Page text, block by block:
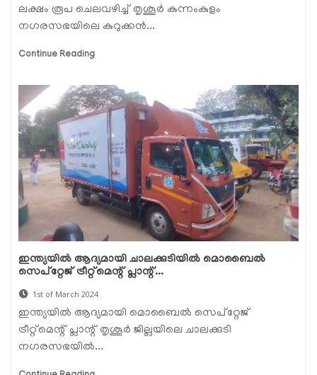
ലക്ഷം രൂപ ചെലവഴിച്ച് തൃശൂർ കുന്നംകുളം
നഗരസഭയിലെ കുറുക്കന്‍...
Continue Reading
ഇന്ത്യയില്‍ ആദ്യമായി ചാലക്കുടിയില്‍ മൊബൈല്‍
സെപ്‌റ്റേജ് ട്രീറ്റ്‌മെന്റ് പ്ലാന്റ്...
1st of March 2024
ഇന്ത്യയില്‍ ആദ്യമായി മൊബൈല്‍ സെപ്‌റ്റേജ്
ട്രീറ്റ്‌മെന്റ് പ്ലാന്റ് തൃശൂർ ജില്ലയിലെ ചാലക്കുടി
നഗരസഭയില്‍...